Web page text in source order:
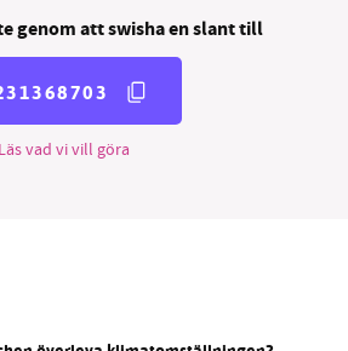
genom att swisha en slant till
Läs vad vi vill göra